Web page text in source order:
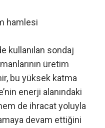
hamlesi
kullanılan sondaj
üretim
bu yüksek katma
enerji alanındaki
hem de ihracat yoluyla
devam ettiğini